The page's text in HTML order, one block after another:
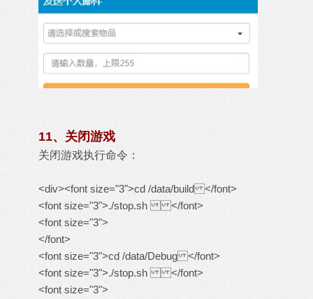
11、关闭游戏
关闭游戏执行命令：
<div><font size="3">cd /data/build </font>
<font size="3">./stop.sh </font>
<font size="3">
</font>
<font size="3">cd /data/Debug </font>
<font size="3">./stop.sh </font>
<font size="3">